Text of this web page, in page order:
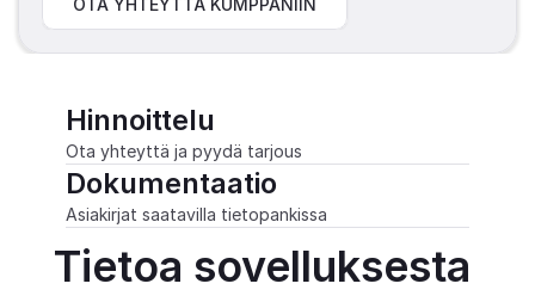
AI-toiminnot
Integraatiot
Partners
Tekoälyominaisuudet
OTA YHTEYTTÄ KUMPPANIIN
Tietoa sovelluksesta
Hinnoittelu
Ota yhteyttä ja pyydä tarjous
Dokumentaatio
Asiakirjat saatavilla tietopankissa